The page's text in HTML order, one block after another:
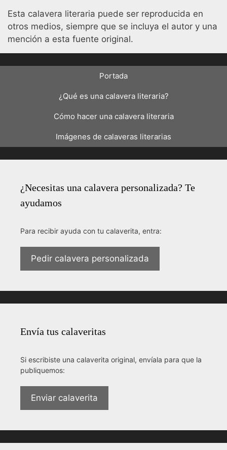
Esta calavera literaria puede ser reproducida en
otros medios, siempre que se incluya el autor y una
mención a esta fuente original.
Portada
¿Qué es una calavera literaria?
Cómo hacer una calavera literaria
Imágenes de calaveras literarias
¿Necesitas una calavera personalizada? Te
ayudamos
Para recibir ayuda con tu calaverita, entra:
Pedir calavera personalizada
Envía tus calaveritas
Si escribiste una calaverita original, envíala para que la
publiquemos:
Enviar calaverita